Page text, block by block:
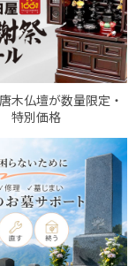
木仏壇が数量限定・
特別価格